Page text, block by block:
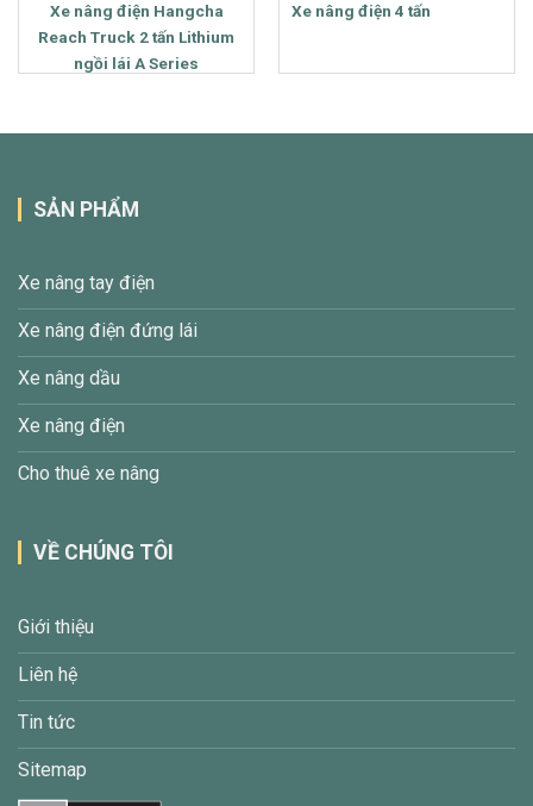
Xe nâng điện Hangcha
Reach Truck 2 tấn Lithium
ngồi lái A Series
Xe nâng điện 4 tấn
SẢN PHẨM
Xe nâng tay điện
Xe nâng điện đứng lái
Xe nâng dầu
Xe nâng điện
Cho thuê xe nâng
VỀ CHÚNG TÔI
Giới thiệu
Liên hệ
Tin tức
Sitemap